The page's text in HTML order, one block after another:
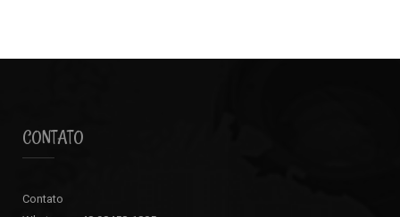
CONTATO
Contato